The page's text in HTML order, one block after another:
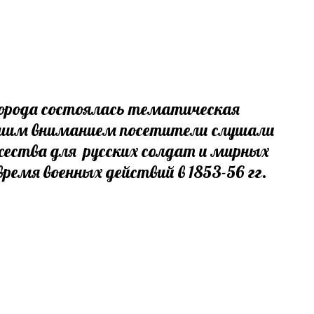
состоялась тематическая
вниманием посетители слушали
для русских солдат и мирных
военных действий в 1853-56 гг.